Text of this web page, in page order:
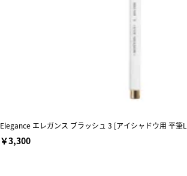
Elegance エレガンス ブラッシュ 3 [アイシャドウ用 平筆
￥3,300